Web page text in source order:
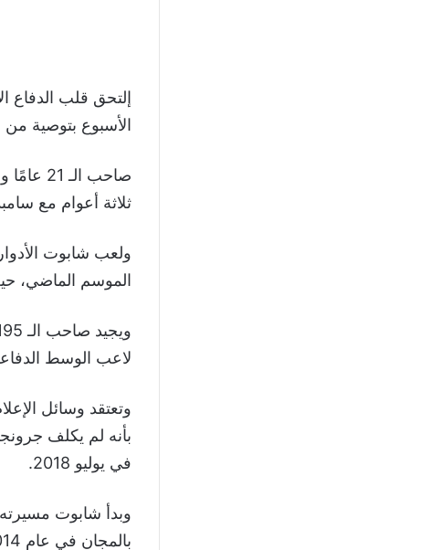
إلتحق قلب الدفاع
الأسبوع بتوصية من
ثلاثة أعوام مع سامبدوريا،
ولعب شابوت
الموسم الماضي، حيث
لاعب الوسط
وتعتقد وسائل
بأنه لم يكلف
في يوليو 2018.